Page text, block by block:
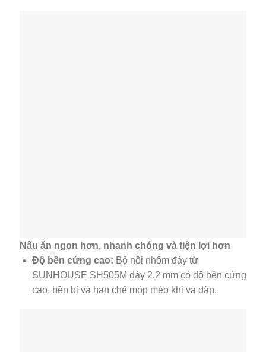
Nấu ăn ngon hơn, nhanh chóng và tiện lợi hơn
Độ bền cứng cao: Bộ nồi nhôm đáy từ
SUNHOUSE SH505M dày 2.2 mm có độ bền cứng
cao, bền bỉ và hạn chế móp méo khi va đập.